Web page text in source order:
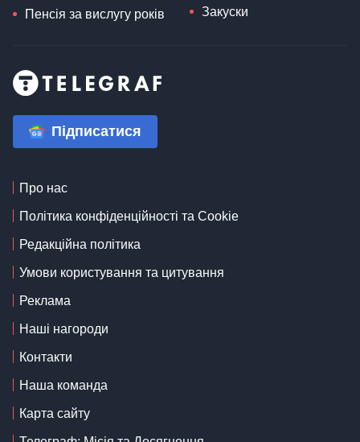
Пенсія за вислугу років Закуски
Підписатися
Про нас
Політика конфіденційності та Cookie
Редакційна політика
Умови користування та цитування
Реклама
Наші нагороди
Контакти
Наша команда
Карта сайту